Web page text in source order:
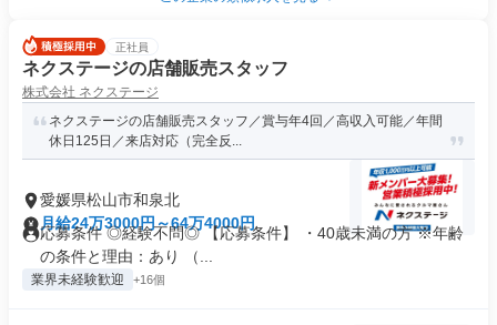
正社員
ネクステージの店舗販売スタッフ
株式会社 ネクステージ
ネクステージの店舗販売スタッフ／賞与年4回／高収入可能／年間
休日125日／来店対応（完全反...
愛媛県松山市和泉北
月給24万3000円～64万4000円
応募条件 ◎経験不問◎ 【応募条件】 ・40歳未満の方 ※年齢
の条件と理由：あり （...
業界未経験歓迎 +16個